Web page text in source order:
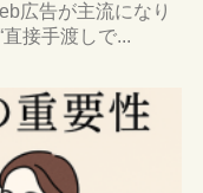
広告が主流になり
接手渡しで...